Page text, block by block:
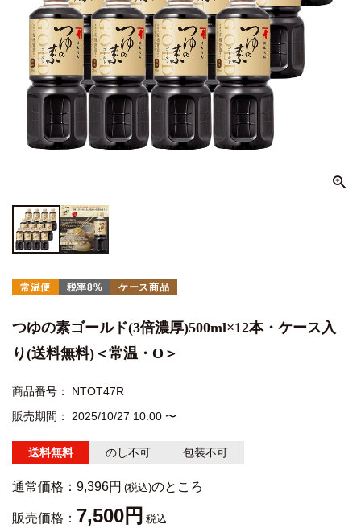
常温便 税率8% ケース商品
つゆの素ゴールド(3倍濃厚)500ml×12本・ケース入
り(送料無料)＜常温・O＞
商品番号
NTOT47R
販売期間
2025/10/27 10:00 〜
送料無料 のし不可 包装不可
通常価格： 9,396 のところ
販売価格： 7,500 税込